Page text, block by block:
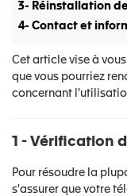
3- Réinstallation
4- Contact et
Cet article vise à
que vous pourriez
concernant
1 - Vérification
Pour résoudre la
s'assurer que votre